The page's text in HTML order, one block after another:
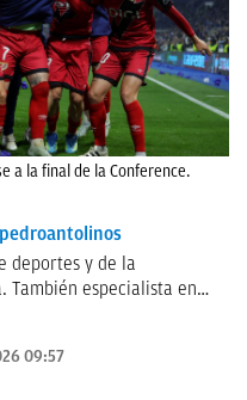
a la final de la Conference.
deportes y de la
También especialista en
2017.
09:57